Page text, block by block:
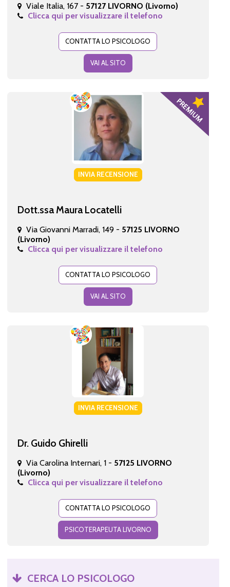
Viale Italia, 167 - 57127 LIVORNO (Livorno)
Clicca qui per visualizzare il telefono
CONTATTA LO PSICOLOGO
VAI AL SITO
INVIA RECENSIONE
Dott.ssa Maura Locatelli
Via Giovanni Marradi, 149 - 57125 LIVORNO
(Livorno)
Clicca qui per visualizzare il telefono
CONTATTA LO PSICOLOGO
VAI AL SITO
INVIA RECENSIONE
Dr. Guido Ghirelli
Via Carolina Internari, 1 - 57125 LIVORNO
(Livorno)
Clicca qui per visualizzare il telefono
CONTATTA LO PSICOLOGO
PSICOTERAPEUTA LIVORNO
CERCA LO PSICOLOGO